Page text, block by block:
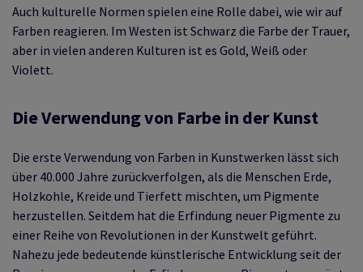
Auch kulturelle Normen spielen eine Rolle dabei, wie wir auf
Farben reagieren. Im Westen ist Schwarz die Farbe der Trauer,
aber in vielen anderen Kulturen ist es Gold, Weiß oder
Violett.
Die Verwendung von Farbe in der Kunst
Die erste Verwendung von Farben in Kunstwerken lässt sich
über 40.000 Jahre zurückverfolgen, als die Menschen Erde,
Holzkohle, Kreide und Tierfett mischten, um Pigmente
herzustellen. Seitdem hat die Erfindung neuer Pigmente zu
einer Reihe von Revolutionen in der Kunstwelt geführt.
Nahezu jede bedeutende künstlerische Entwicklung seit der